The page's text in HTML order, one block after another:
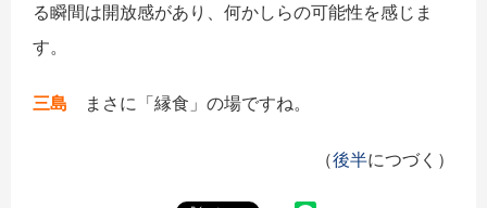
る瞬間は開放感があり、何かしらの可能性を感じま
す。
三島 まさに「縁食」の場ですね。
（後半につづく）